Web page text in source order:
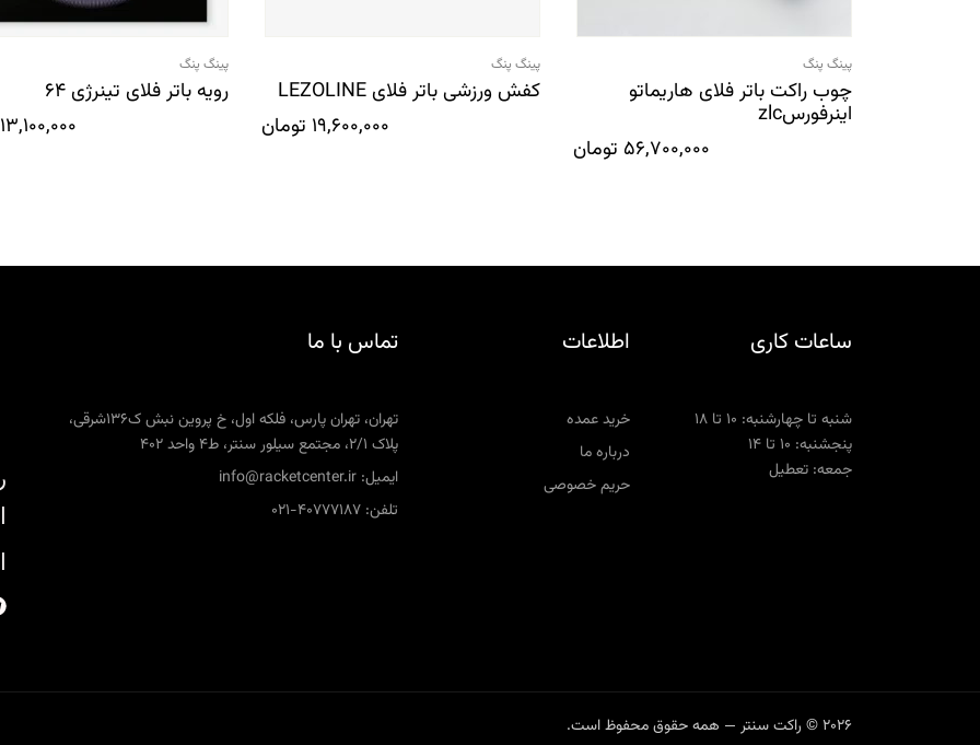
پینگ پنگ
چوب راکت باتر فلای هاریماتو
اینرفورسzlc
56,700,000 تومان
پینگ پنگ
کفش ورزشی باتر فلای LEZOLINE
19,600,000 تومان
پینگ پنگ
رویه باتر فلای تینرژی 64
13,100,000
ساعات کاری
شنبه تا چهارشنبه: ۱۰ تا ۱۸
پنجشنبه: ۱۰ تا ۱۴
جمعه: تعطیل
اطلاعات
خرید عمده
درباره ما
حریم خصوصی
تماس با ما
تهران، تهران پارس، فلکه اول، خ پروین نبش ک136شرقی،
پلاک 2/1، مجتمع سیلور سنتر، ط4 واحد 402
ایمیل: info@racketcenter.ir
تلفن: 40777187-021
2026 © راکت سنتر — همه حقوق محفوظ است.